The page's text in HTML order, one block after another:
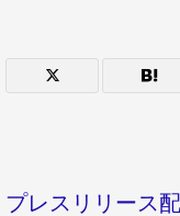
プレスリリース